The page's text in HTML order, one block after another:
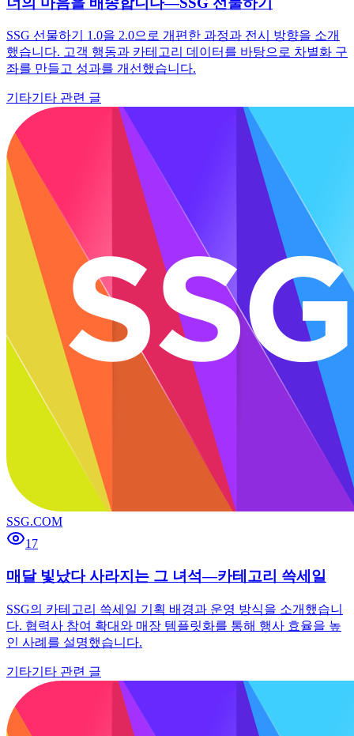
SSG 선물하기 1.0을 2.0으로 개편한 과정과 전시 방향을 소개
했습니다. 고객 행동과 카테고리 데이터를 바탕으로 차별화 구
좌를 만들고 성과를 개선했습니다.
기타기타 관련 글
SSG.COM
17
매달 빛났다 사라지는 그 녀석—카테고리 쓱세일
SSG의 카테고리 쓱세일 기획 배경과 운영 방식을 소개했습니
다. 협력사 참여 확대와 매장 템플릿화를 통해 행사 효율을 높
인 사례를 설명했습니다.
기타기타 관련 글